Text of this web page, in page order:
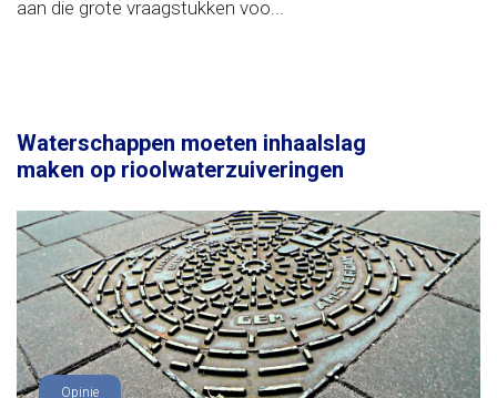
aan die grote vraagstukken voo...
Waterschappen moeten inhaalslag
maken op rioolwaterzuiveringen
Opinie